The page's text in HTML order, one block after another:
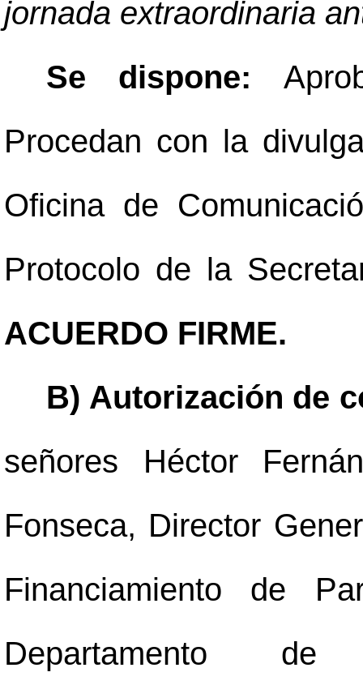
jornada extraordinaria
Se dispone:
Procedan con la
Oficina de
Protocolo de la
ACUERDO FIRME.
B) Autorización de
señores Héctor
Fonseca, Director
Financiamiento de
Departamento de